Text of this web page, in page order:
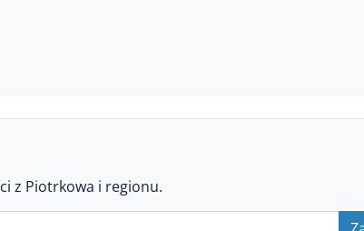
z Piotrkowa i regionu.